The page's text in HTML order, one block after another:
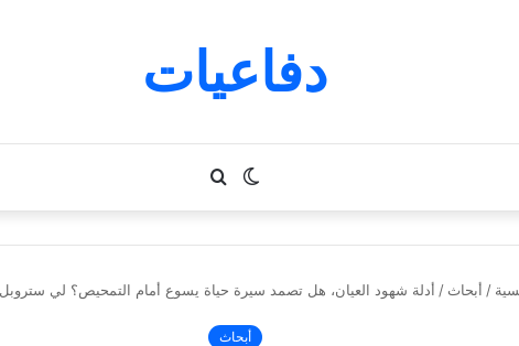
دفاعيات
بحث
عن
الوضع
المظلم
/ أبحاث / أدلة شهود العيان، هل تصمد سيرة حياة يسوع أمام التمحيص؟ لي ستروبل
أبحاث